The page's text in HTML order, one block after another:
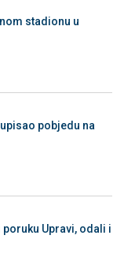
stadionu u
pobjedu na
Upravi, odali i